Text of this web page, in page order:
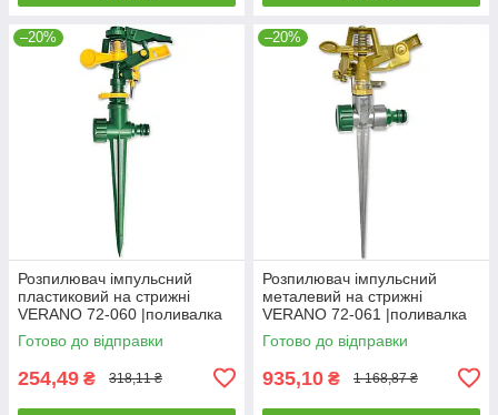
–20%
Розпилювач імпульсний
пластиковий на стрижні
VERANO 72-060 |поливалка
розпилювач пістолет для
поливу саду городу квітів
Готово до відправки
254,49 ₴ 318,11 ₴
–20%
Розпилювач імпульсний
металевий на стрижні
VERANO 72-061 |поливалка
розпилювач пістолет для
поливу саду городу квітів
Готово до відправки
935,10 ₴ 1 168,87 ₴